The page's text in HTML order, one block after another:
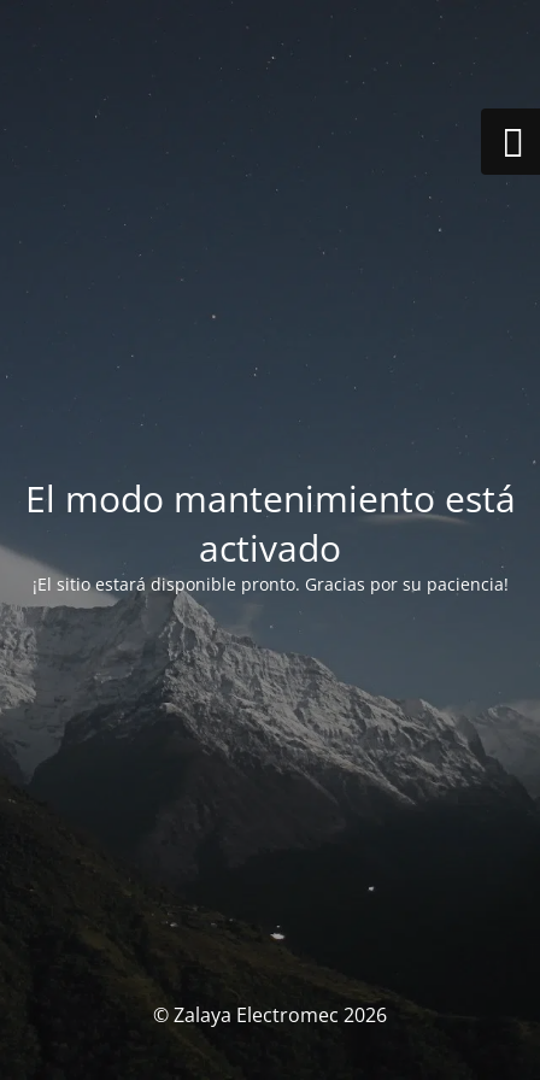
El modo mantenimiento está
activado
¡El sitio estará disponible pronto. Gracias por su paciencia!
© Zalaya Electromec 2026